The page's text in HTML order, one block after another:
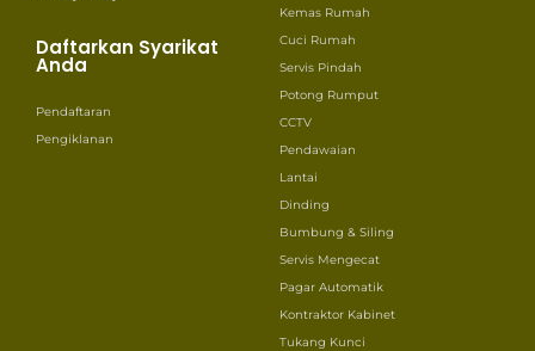
Daftarkan Syarikat
Anda
Pendaftaran
Pengiklanan
Kemas Rumah
Cuci Rumah
Servis Pindah
Potong Rumput
CCTV
Pendawaian
Lantai
Dinding
Bumbung & Siling
Servis Mengecat
Pagar Automatik
Kontraktor Kabinet
Tukang Kunci